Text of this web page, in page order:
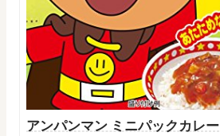
アンパンマン ミニパックカレー